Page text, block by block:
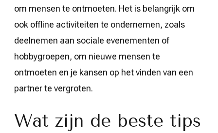
om mensen te ontmoeten. Het is belangrijk om
ook offline activiteiten te ondernemen, zoals
deelnemen aan sociale evenementen of
hobbygroepen, om nieuwe mensen te
ontmoeten en je kansen op het vinden van een
partner te vergroten.
Wat zijn de beste tips